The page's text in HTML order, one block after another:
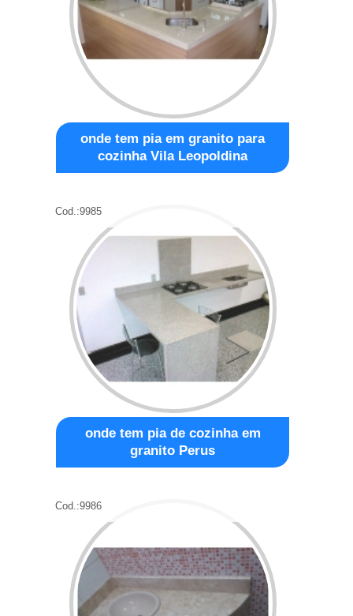
onde tem pia em granito para
cozinha Vila Leopoldina
Cod.:9985
onde tem pia de cozinha em
granito Perus
Cod.:9986